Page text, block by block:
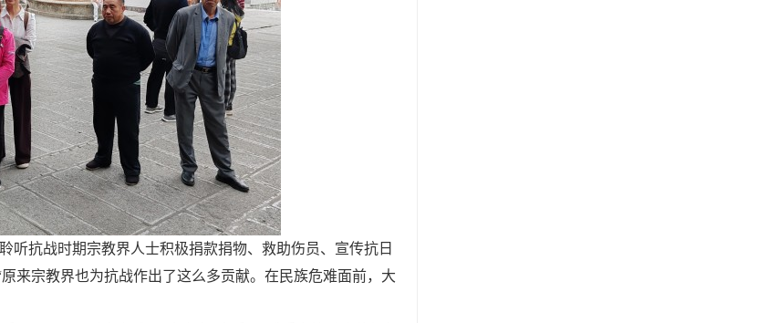
抗战时期宗教界人士积极捐款捐物、救助伤员、宣传抗日
来宗教界也为抗战作出了这么多贡献。在民族危难面前，大